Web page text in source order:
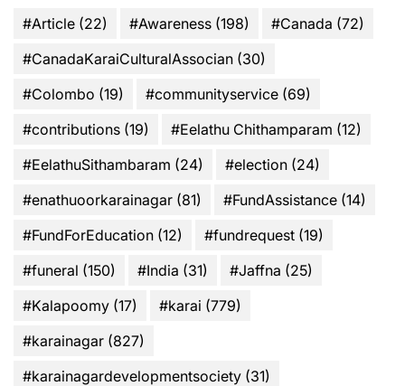
#Article (22) #Awareness (198) #Canada (72)
#CanadaKaraiCulturalAssocian (30)
#Colombo (19) #communityservice (69)
#contributions (19) #Eelathu Chithamparam (12)
#EelathuSithambaram (24) #election (24)
#enathuoorkarainagar (81) #FundAssistance (14)
#FundForEducation (12) #fundrequest (19)
#funeral (150) #India (31) #Jaffna (25)
#Kalapoomy (17) #karai (779)
#karainagar (827)
#karainagardevelopmentsociety (31)